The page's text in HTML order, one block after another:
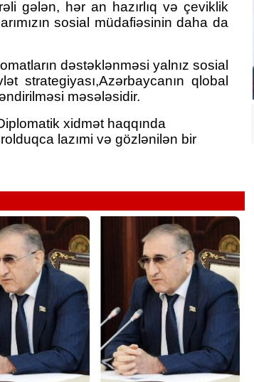
gələn, hər an hazırlıq və çeviklik
sosial müdafiəsinin daha da
dəstəklənməsi yalnız sosial
strategiyası,Azərbaycanın qlobal
məsələsidir.
xidmət haqqında
lazımi və gözlənilən bir